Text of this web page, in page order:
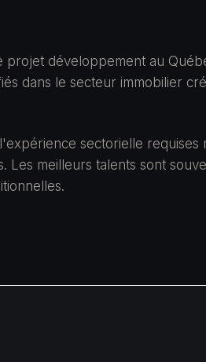
projet développement au
dans le secteur immobilier
sectorielle
Les meilleurs talents sont